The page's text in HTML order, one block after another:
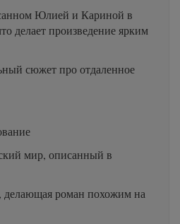
Юлией и Кариной в
делает произведение ярким
сюжет про отдаленное
мир, описанный в
делающая роман похожим на